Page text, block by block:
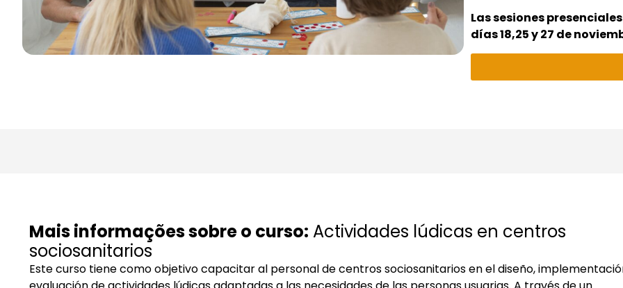
Las sesiones
días 18,25 y 27 de
Mais informações sobre o curso: Actividades lúdicas en centros
sociosanitarios
Este curso tiene como objetivo capacitar al personal de centros sociosanitarios en el diseño,